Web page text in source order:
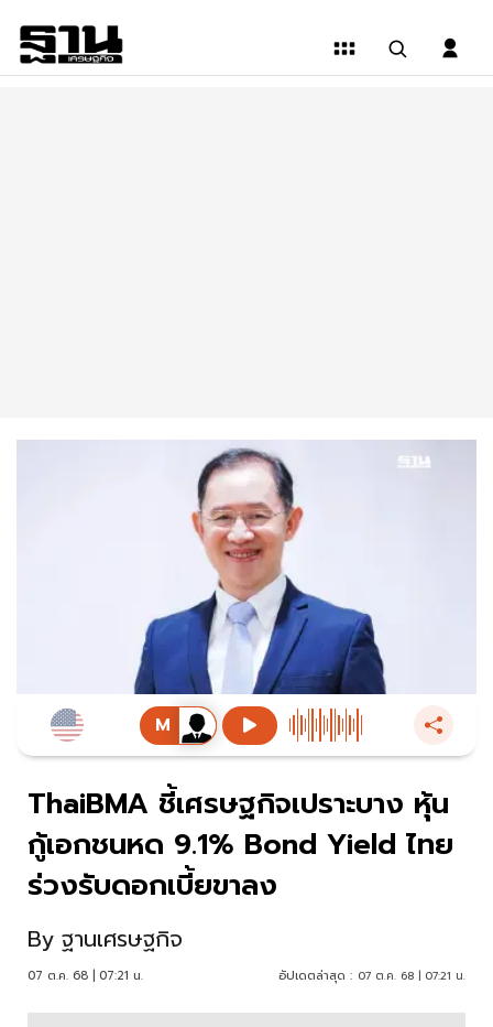
ThaiBMA ชี้เศรษฐกิจเปราะบาง หุ้น
กู้เอกชนหด 9.1% Bond Yield ไทย
ร่วงรับดอกเบี้ยขาลง
By ฐานเศรษฐกิจ
07 ต.ค. 68 | 07:21 น. อัปเดตล่าสุด : 07 ต.ค. 68 | 07:21 น.